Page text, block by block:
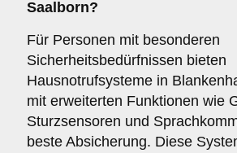
Saalborn?
Für Personen mit besonderen
Sicherheitsbedürfnissen bieten
Hausnotrufsysteme in
mit erweiterten Funktionen wie
Sturzsensoren und
beste Absicherung. Diese